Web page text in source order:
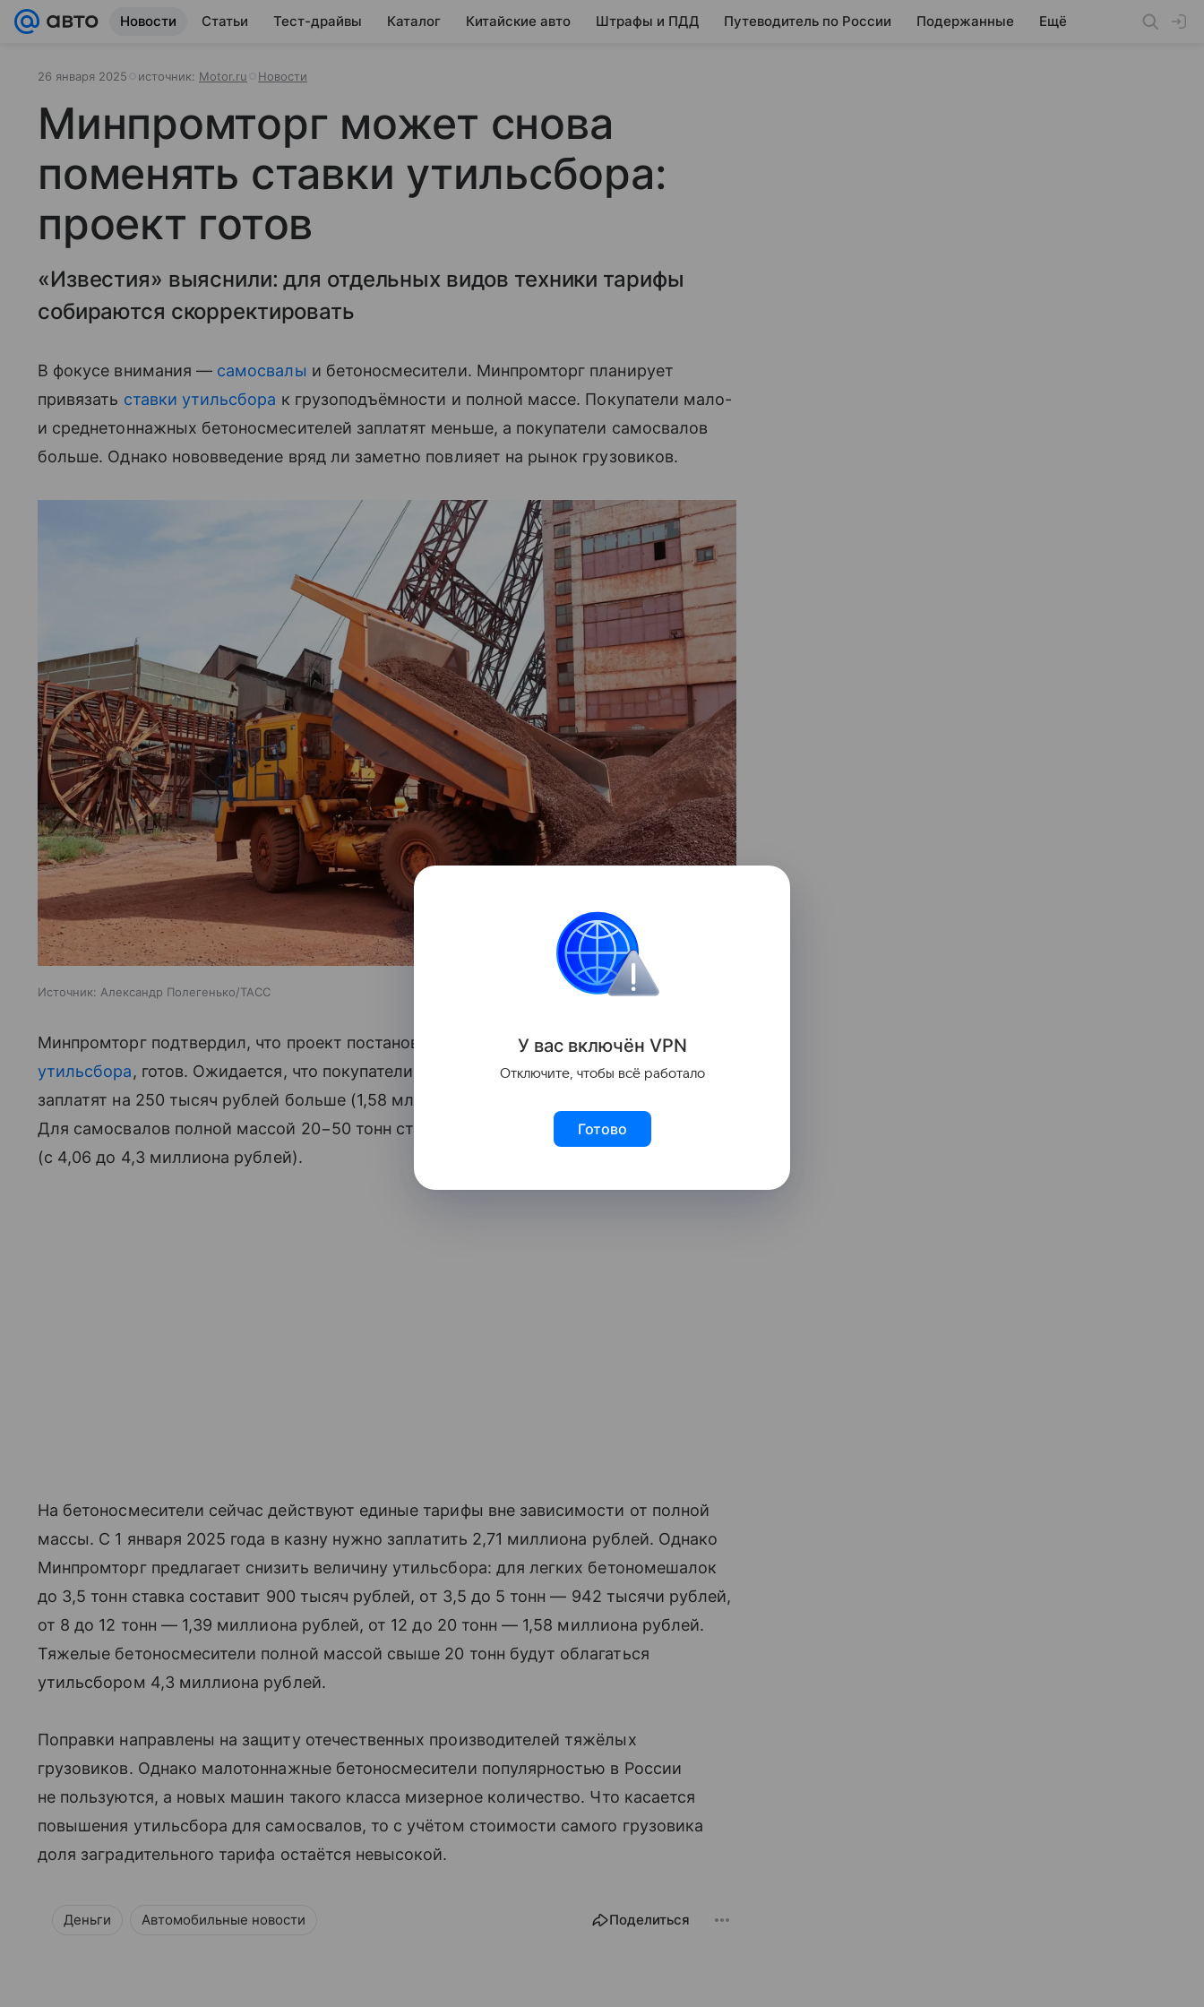
Новости Статьи Тест-драйвы Каталог Китайские авто Штрафы и ПДД Путеводитель по России Подержанные Ещё
26 января 2025 источник: Motor.ru Новости
Минпромторг может снова
поменять ставки утильсбора:
проект готов
«Известия» выяснили: для отдельных видов техники тарифы
собираются скорректировать
В фокусе внимания — самосвалы и бетоносмесители. Минпромторг планирует
привязать ставки утильсбора к грузоподъёмности и полной массе. Покупатели мало-
и среднетоннажных бетоносмесителей заплатят меньше, а покупатели самосвалов
больше. Однако нововведение вряд ли заметно повлияет на рынок грузовиков.
Источник: Александр Полегенько/ТАСС
Минпромторг подтвердил, что проект постановления, подразумевающий изменения
утильсбора, готов. Ожидается, что покупатели самосвалов полной массой 12−20 тонн
заплатят на 250 тысяч рублей больше (1,58 млн вместо 1,33 млн рублей).
Для самосвалов полной массой 20−50 тонн ставка увеличится на 240 тысяч рублей
(с 4,06 до 4,3 миллиона рублей).
На бетоносмесители сейчас действуют единые тарифы вне зависимости от полной
массы. С 1 января 2025 года в казну нужно заплатить 2,71 миллиона рублей. Однако
Минпромторг предлагает снизить величину утильсбора: для легких бетономешалок
до 3,5 тонн ставка составит 900 тысяч рублей, от 3,5 до 5 тонн — 942 тысячи рублей,
от 8 до 12 тонн — 1,39 миллиона рублей, от 12 до 20 тонн — 1,58 миллиона рублей.
Тяжелые бетоносмесители полной массой свыше 20 тонн будут облагаться
утильсбором 4,3 миллиона рублей.
Поправки направлены на защиту отечественных производителей тяжёлых
грузовиков. Однако малотоннажные бетоносмесители популярностью в России
не пользуются, а новых машин такого класса мизерное количество. Что касается
повышения утильсбора для самосвалов, то с учётом стоимости самого грузовика
доля заградительного тарифа остаётся невысокой.
Деньги Автомобильные новости Поделиться
У вас включён VPN
Отключите, чтобы всё работало
Готово